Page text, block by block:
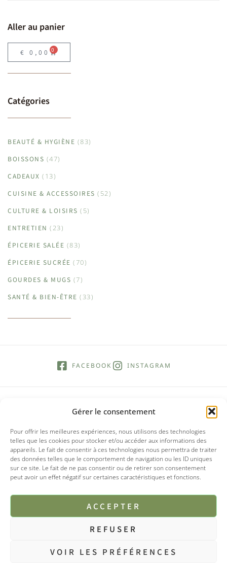
Gérer le consentement
Pour offrir les meilleures expériences, nous utilisons des technologies
telles que les cookies pour stocker et/ou accéder aux informations des
appareils. Le fait de consentir à ces technologies nous permettra de traiter
des données telles que le comportement de navigation ou les ID uniques
sur ce site. Le fait de ne pas consentir ou de retirer son consentement
peut avoir un effet négatif sur certaines caractéristiques et fonctions.
ACCEPTER
REFUSER
VOIR LES PRÉFÉRENCES
Aller au panier
€ 0,00 0
Catégories
BEAUTÉ & HYGIÈNE (83)
BOISSONS (47)
CADEAUX (13)
CUISINE & ACCESSOIRES (52)
CULTURE & LOISIRS (5)
ENTRETIEN (23)
ÉPICERIE SALÉE (83)
ÉPICERIE SUCRÉE (70)
GOURDES & MUGS (7)
SANTÉ & BIEN-ÊTRE (33)
FACEBOOK INSTAGRAM